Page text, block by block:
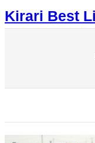
内
容
Kirari Best